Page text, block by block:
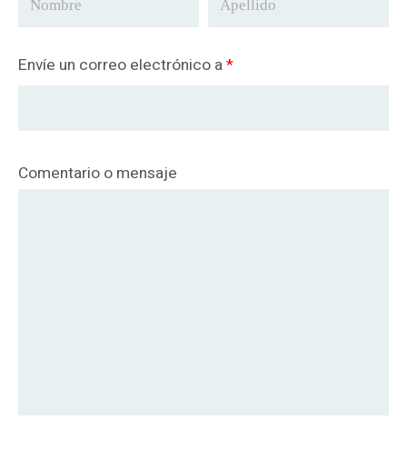
Envíe un correo electrónico a*
Comentario o mensaje